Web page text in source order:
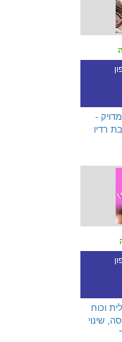
-
רדיו
וכוח
שינוי